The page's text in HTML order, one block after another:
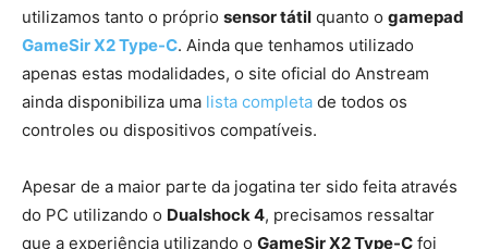
utilizamos tanto o próprio sensor tátil quanto o gamepad
GameSir X2 Type-C. Ainda que tenhamos utilizado
apenas estas modalidades, o site oficial do Anstream
ainda disponibiliza uma lista completa de todos os
controles ou dispositivos compatíveis.
Apesar de a maior parte da jogatina ter sido feita através
do PC utilizando o Dualshock 4, precisamos ressaltar
que a experiência utilizando o GameSir X2 Type-C foi